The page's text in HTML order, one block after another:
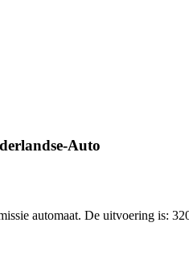
Auto
automaat. De uitvoering